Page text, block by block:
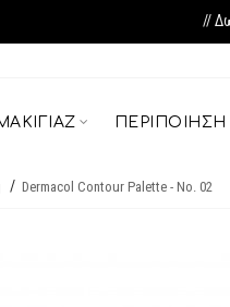
//
ΠΕΡΙΠΟΊΗΣΗ
Dermacol Contour Palette - No. 02